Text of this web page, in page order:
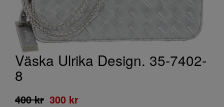
Väska Ulrika Design. 35-7402-
8
400 kr 300 kr